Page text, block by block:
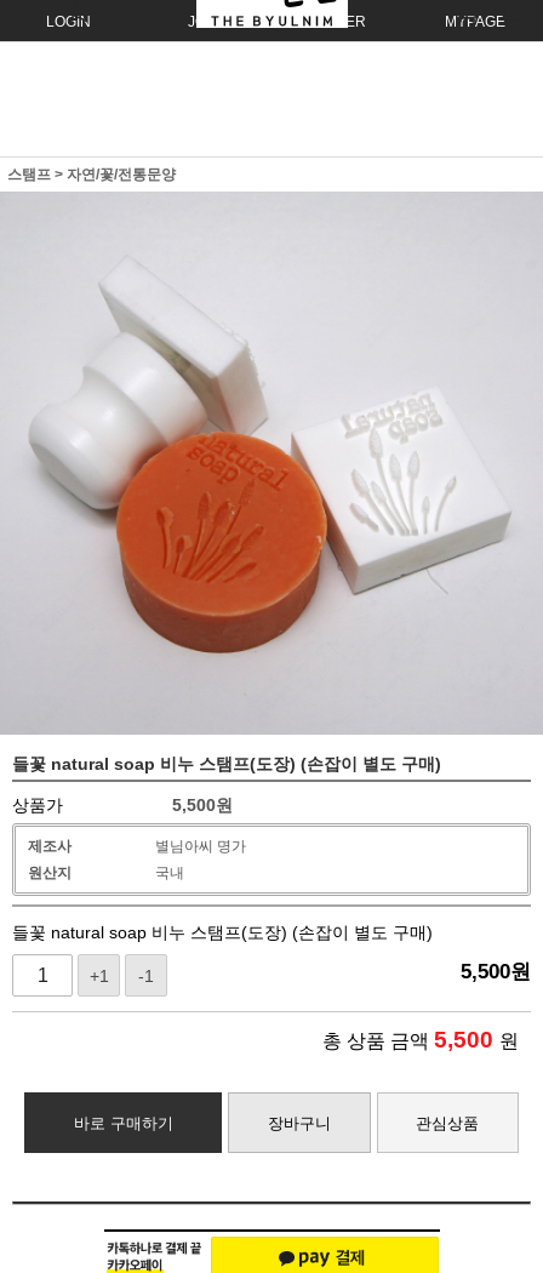
LOGIN JOIN ORDER MYPAGE
스탬프 > 자연/꽃/전통문양
들꽃 natural soap 비누 스탬프(도장) (손잡이 별도 구매)
상품가 5,500원
제조사
별님아씨 명가
원산지
국내
들꽃 natural soap 비누 스탬프(도장) (손잡이 별도 구매)
+1 -1 5,500원
총 상품 금액 5,500 원
바로 구매하기 장바구니 관심상품